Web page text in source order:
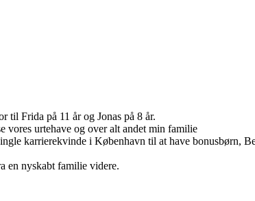
til Frida på 11 år og Jonas på 8 år.
vores urtehave og over alt andet min familie
karrierekvinde i København til at have bonusbørn,
en nyskabt familie videre.